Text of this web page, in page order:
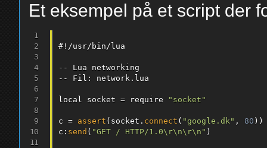
Et eksempel på et script der
#! /usr/ bin/lua
--
--
Fil : network. lua
local socket = require "socket"
c = assert ( socket . connect ( "google.dk" , 80 ) )
c : send ( "GET / HTTP/1.0\r\n\r\n" )